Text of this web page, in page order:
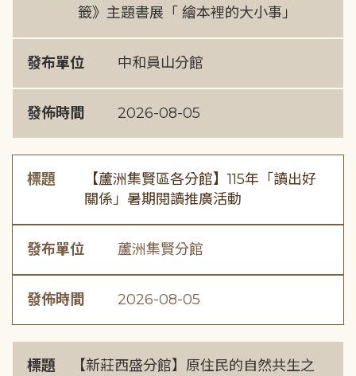
籤》主題書展「 繪本裡的大小事」
發布單位 中和員山分館
發佈時間 2026-08-05
標題
【蘆洲集賢區各分館】115年「讀出好
關係」暑期閱讀推廣活動
發布單位 蘆洲集賢分館
發佈時間 2026-08-05
標題
【新莊西盛分館】原住民的自然共生之